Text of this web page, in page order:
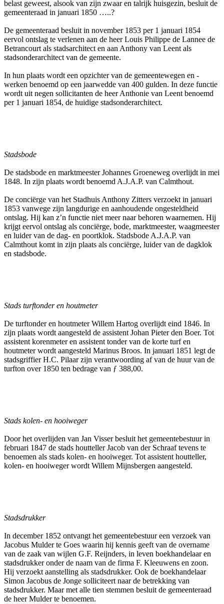
belast geweest, alsook van zijn zwaar en talrijk huisgezin, besluit de
gemeenteraad in januari 1850 …..?
De gemeenteraad besluit in november 1853 per 1 januari 1854
eervol ontslag te verlenen aan de heer Louis Philippe de Lannee de
Betrancourt als stadsarchitect en aan Anthony van Leent als
stadsonderarchitect van de gemeente.
In hun plaats wordt een opzichter van de gemeentewegen en -
werken benoemd op een jaarwedde van 400 gulden. In deze functie
wordt uit negen sollicitanten de heer Anthonie van Leent benoemd
per 1 januari 1854, de huidige stadsonderarchitect.
Stadsbode
De stadsbode en marktmeester Johannes Groeneweg overlijdt in mei
1848. In zijn plaats wordt benoemd A.J.A.P. van Calmthout.
De conciërge van het Stadhuis Anthony Zitters verzoekt in januari
1853 vanwege zijn langdurige en aanhoudende ongesteldheid
ontslag. Hij kan z’n functie niet meer naar behoren waarnemen. Hij
krijgt eervol ontslag als conciërge, bode, marktmeester, waagmeester
en luider van de dag- en poortklok. Stadsbode A.J.A.P. van
Calmthout komt in zijn plaats als conciërge, luider van de dagklok
en stadsbode.
Stads turftonder en houtmeter
De turftonder en houtmeter Willem Hartog overlijdt eind 1846. In
zijn plaats wordt aangesteld de assistent Johan Pieter den Boer. Tot
assistent korenmeter en assistent tonder van de korte turf en
houtmeter wordt aangesteld Marinus Broos. In januari 1851 legt de
stadsgriffier H.C. Pilaar zijn verantwoording af van de huur van de
turfton over 1850 ten bedrage van ƒ 388,00.
Stads kolen- en hooiweger
Door het overlijden van Jan Visser besluit het gemeentebestuur in
februari 1847 de stads houtteller Jacob van der Schraaf tevens te
benoemen als stads kolen- en hooiweger. Tot assistent houtteller,
kolen- en hooiweger wordt Willem Mijnsbergen aangesteld.
Stadsdrukker
In december 1852 ontvangt het gemeentebestuur een verzoek van
Jacobus Mulder te Goes waarin hij kennis geeft van de overname
van de zaak van wijlen G.F. Reijnders, in leven boekhandelaar en
stadsdrukker onder de naam van de firma F. Kleeuwens en zoon.
Hij verzoekt aanstelling als stadsdrukker. Ook de boekhandelaar
Simon Jacobus de Jonge solliciteert naar de betrekking van
stadsdrukker. Maar met alle tien stemmen besluit de gemeenteraad
de heer Mulder te benoemen.